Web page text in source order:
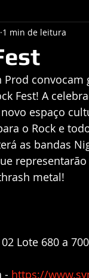
1 min de leitura
Prod
Fest! A
espaço
o Rock e
as bandas
metal!
Lote 680 a
- https://